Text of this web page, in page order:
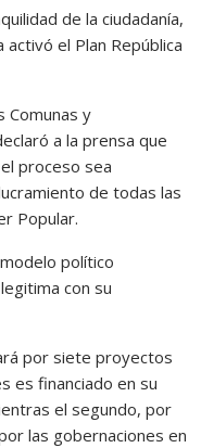
de la ciudadanía,
activó el Plan República
Comunas y
a la prensa que
proceso sea
de todas las
Popular.
político
con su
por siete proyectos
es financiado en su
el segundo, por
las gobernaciones en